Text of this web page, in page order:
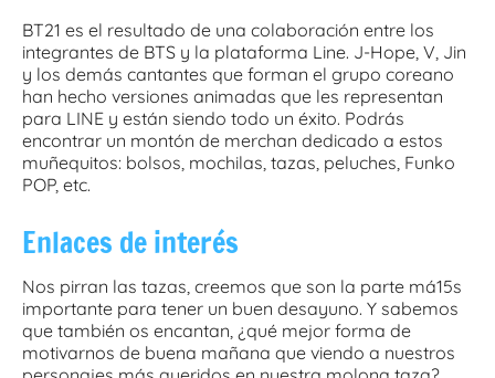
BT21 es el resultado de una colaboración entre los
integrantes de BTS y la plataforma Line. J-Hope, V, Jin
y los demás cantantes que forman el grupo coreano
han hecho versiones animadas que les representan
para LINE y están siendo todo un éxito. Podrás
encontrar un montón de merchan dedicado a estos
muñequitos: bolsos, mochilas, tazas, peluches, Funko
POP, etc.
Enlaces de interés
Nos pirran las tazas, creemos que son la parte má15s
importante para tener un buen desayuno. Y sabemos
que también os encantan, ¿qué mejor forma de
motivarnos de buena mañana que viendo a nuestros